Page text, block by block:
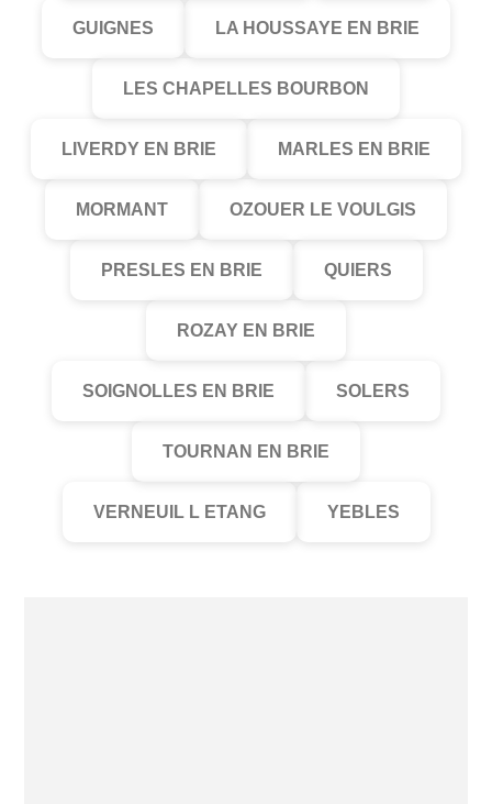
GUIGNES LA HOUSSAYE EN BRIE
LES CHAPELLES BOURBON
LIVERDY EN BRIE MARLES EN BRIE
MORMANT OZOUER LE VOULGIS
PRESLES EN BRIE QUIERS
ROZAY EN BRIE
SOIGNOLLES EN BRIE SOLERS
TOURNAN EN BRIE
VERNEUIL L ETANG YEBLES